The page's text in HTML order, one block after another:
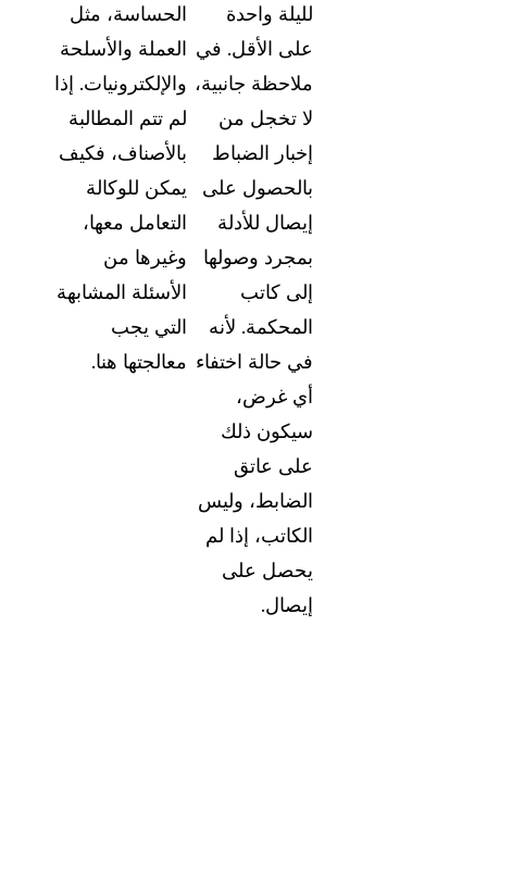
لليلة واحدة
على الأقل. في
ملاحظة جانبية،
لا تخجل من
إخبار الضباط
بالحصول على
إيصال للأدلة
بمجرد وصولها
إلى كاتب
المحكمة. لأنه
في حالة اختفاء
أي غرض،
سيكون ذلك
على عاتق
الضابط، وليس
الكاتب، إذا لم
يحصل على
إيصال.
الحساسة، مثل
العملة والأسلحة
والإلكترونيات. إذا
لم تتم المطالبة
بالأصناف، فكيف
يمكن للوكالة
التعامل معها،
وغيرها من
الأسئلة المشابهة
التي يجب
معالجتها هنا.